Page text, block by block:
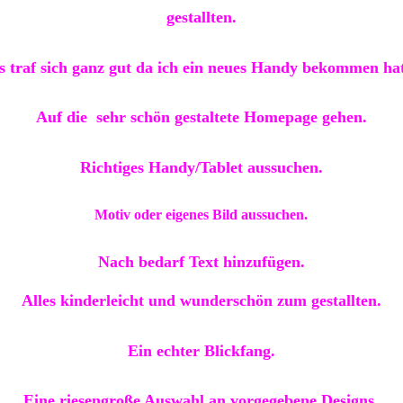
gestallten.
traf sich ganz gut da ich ein neues Handy bekommen
Auf die sehr schön gestaltete Homepage gehen.
Richtiges Handy/Tablet aussuchen.
Motiv oder eigenes Bild aussuchen.
Nach bedarf Text hinzufügen.
Alles kinderleicht und wunderschön zum gestallten.
Ein echter Blickfang.